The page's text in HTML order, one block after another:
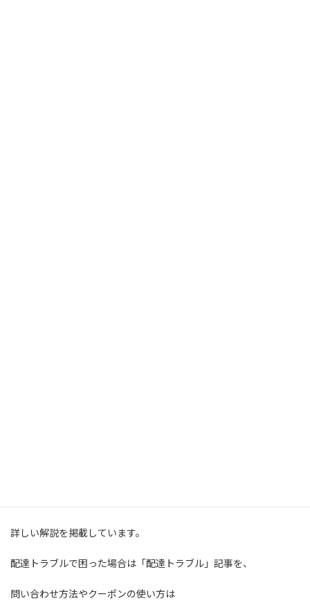
詳しい解説を掲載しています。
配達トラブルで困った場合は「配達トラブル」記事を、
問い合わせ方法やクーポンの使い方は